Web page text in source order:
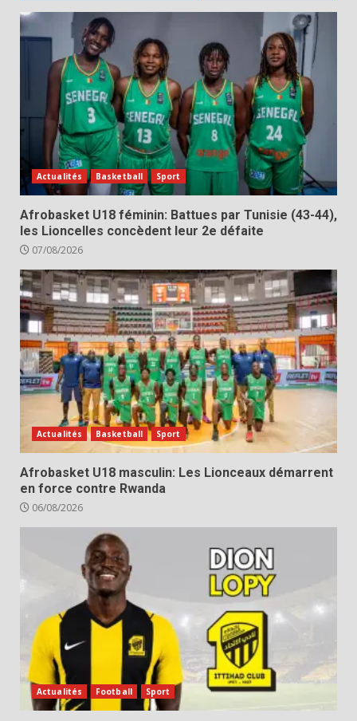
Actualités Basketball Sport
Afrobasket U18 féminin: Battues par Tunisie (43-44),
les Lioncelles concèdent leur 2e défaite
07/08/2026
Actualités Basketball Sport
Afrobasket U18 masculin: Les Lionceaux démarrent
en force contre Rwanda
06/08/2026
Actualités Football Sport